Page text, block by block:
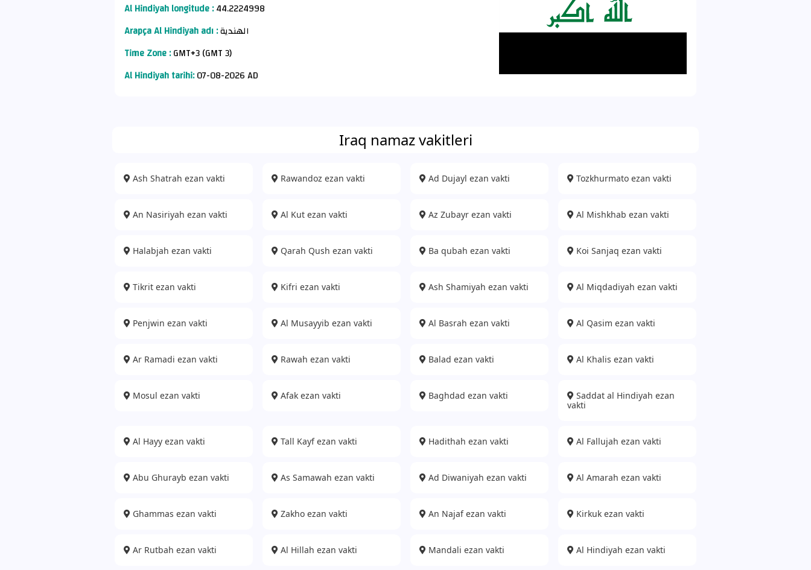
Al Hindiyah longitude :44.2224998
Arapça Al Hindiyah adı :الهندية
Time Zone :GMT+3 (GMT 3)
Al Hindiyah tarihi:07-08-2026 AD
Iraq namaz vakitleri
Ash Shatrah ezan vakti Rawandoz ezan vakti Ad Dujayl ezan vakti Tozkhurmato ezan vakti
An Nasiriyah ezan vakti Al Kut ezan vakti Az Zubayr ezan vakti Al Mishkhab ezan vakti
Halabjah ezan vakti Qarah Qush ezan vakti Ba qubah ezan vakti Koi Sanjaq ezan vakti
Tikrit ezan vakti Kifri ezan vakti Ash Shamiyah ezan vakti Al Miqdadiyah ezan vakti
Penjwin ezan vakti Al Musayyib ezan vakti Al Basrah ezan vakti Al Qasim ezan vakti
Ar Ramadi ezan vakti Rawah ezan vakti Balad ezan vakti Al Khalis ezan vakti
Mosul ezan vakti Afak ezan vakti Baghdad ezan vakti
Saddat al Hindiyah ezan
vakti
Al Hayy ezan vakti Tall Kayf ezan vakti Hadithah ezan vakti Al Fallujah ezan vakti
Abu Ghurayb ezan vakti As Samawah ezan vakti Ad Diwaniyah ezan vakti Al Amarah ezan vakti
Ghammas ezan vakti Zakho ezan vakti An Najaf ezan vakti Kirkuk ezan vakti
Ar Rutbah ezan vakti Al Hillah ezan vakti Mandali ezan vakti Al Hindiyah ezan vakti